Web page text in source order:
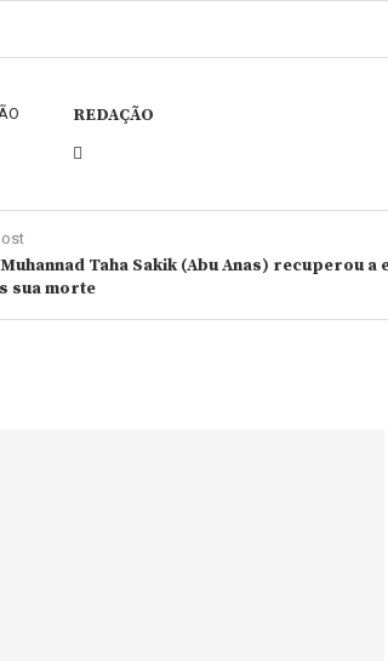
REDAÇÃO
Taha Sakik (Abu Anas) recuperou a
sua morte